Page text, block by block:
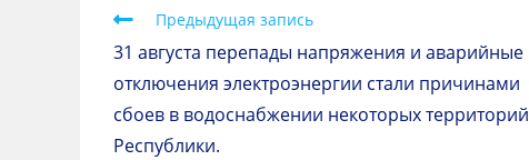
Предыдущая запись
31 августа перепады напряжения и аварийные
отключения электроэнергии стали причинами
сбоев в водоснабжении некоторых территорий
Республики.